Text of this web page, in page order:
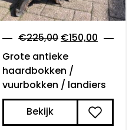
€225,00 € 150,00
Grote antieke
haardbokken /
vuurbokken / landiers
Bekijk